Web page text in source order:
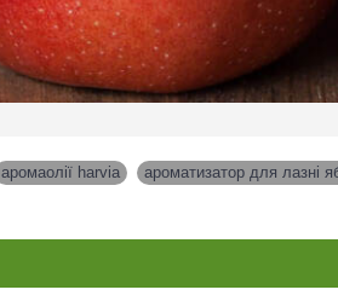
аромаолії harvia ароматизатор для лазні